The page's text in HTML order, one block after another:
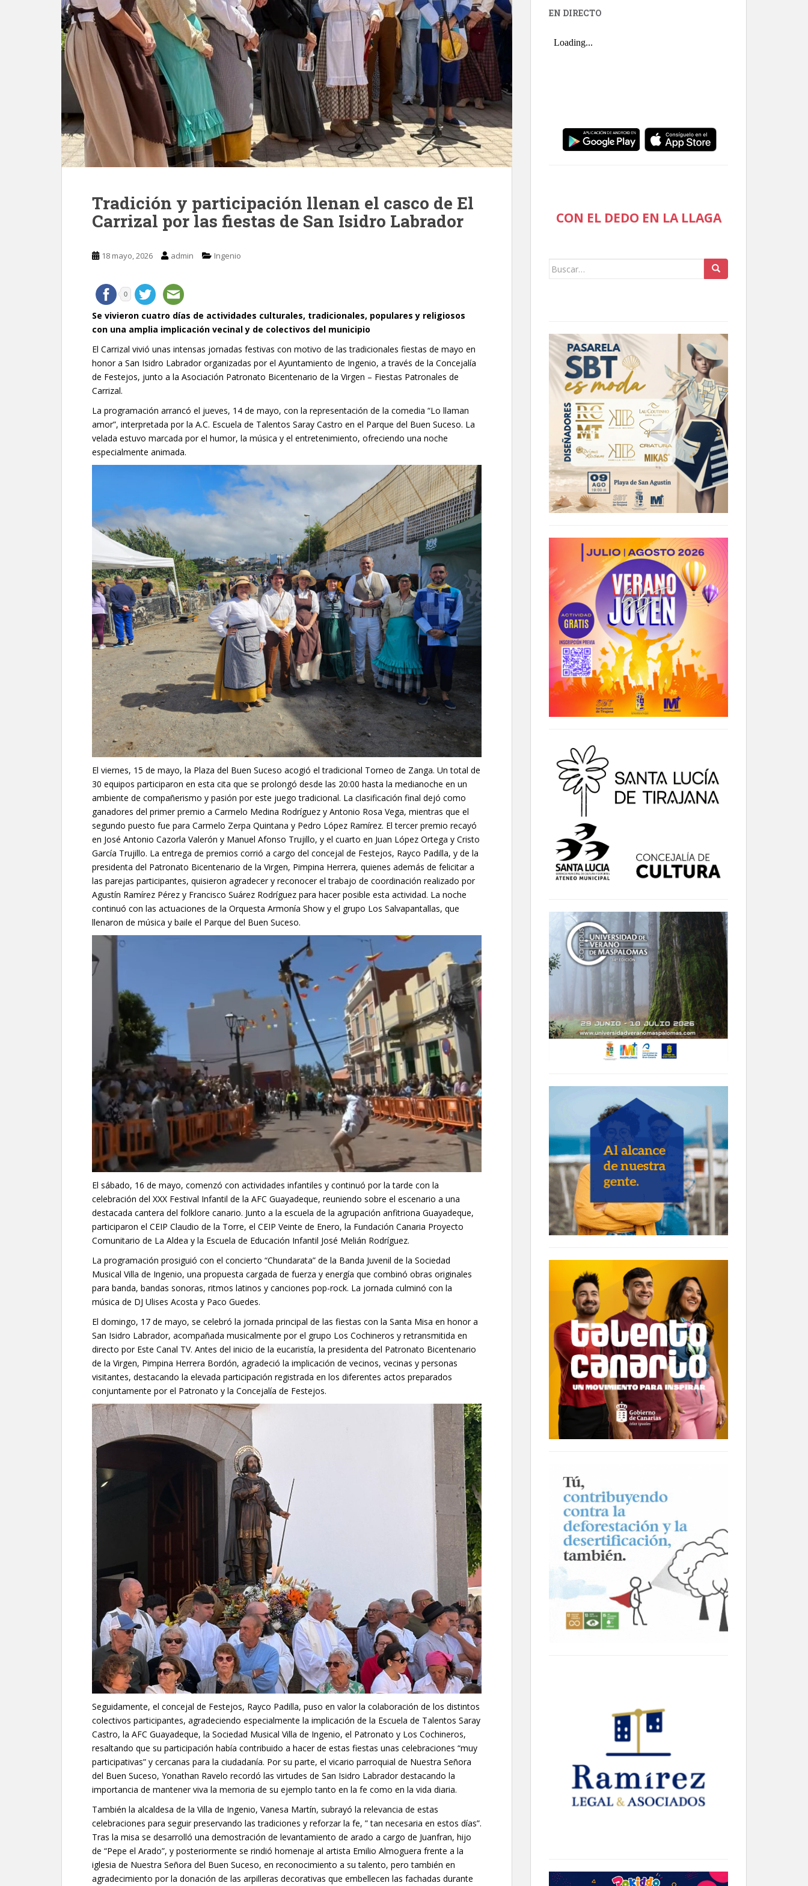
Tradición y participación llenan el casco de El
Carrizal por las fiestas de San Isidro Labrador
18 mayo, 2026 admin Ingenio
0
Se vivieron cuatro días de actividades culturales, tradicionales, populares y religiosos
con una amplia implicación vecinal y de colectivos del municipio
El Carrizal vivió unas intensas jornadas festivas con motivo de las tradicionales fiestas de mayo en
honor a San Isidro Labrador organizadas por el Ayuntamiento de Ingenio, a través de la Concejalía
de Festejos, junto a la Asociación Patronato Bicentenario de la Virgen – Fiestas Patronales de
Carrizal.
La programación arrancó el jueves, 14 de mayo, con la representación de la comedia “Lo llaman
amor”, interpretada por la A.C. Escuela de Talentos Saray Castro en el Parque del Buen Suceso. La
velada estuvo marcada por el humor, la música y el entretenimiento, ofreciendo una noche
especialmente animada.
El viernes, 15 de mayo, la Plaza del Buen Suceso acogió el tradicional Torneo de Zanga. Un total de
30 equipos participaron en esta cita que se prolongó desde las 20:00 hasta la medianoche en un
ambiente de compañerismo y pasión por este juego tradicional. La clasificación final dejó como
ganadores del primer premio a Carmelo Medina Rodríguez y Antonio Rosa Vega, mientras que el
segundo puesto fue para Carmelo Zerpa Quintana y Pedro López Ramírez. El tercer premio recayó
en José Antonio Cazorla Valerón y Manuel Afonso Trujillo, y el cuarto en Juan López Ortega y Cristo
García Trujillo. La entrega de premios corrió a cargo del concejal de Festejos, Rayco Padilla, y de la
presidenta del Patronato Bicentenario de la Virgen, Pimpina Herrera, quienes además de felicitar a
las parejas participantes, quisieron agradecer y reconocer el trabajo de coordinación realizado por
Agustín Ramírez Pérez y Francisco Suárez Rodríguez para hacer posible esta actividad. La noche
continuó con las actuaciones de la Orquesta Armonía Show y el grupo Los Salvapantallas, que
llenaron de música y baile el Parque del Buen Suceso.
El sábado, 16 de mayo, comenzó con actividades infantiles y continuó por la tarde con la
celebración del XXX Festival Infantil de la AFC Guayadeque, reuniendo sobre el escenario a una
destacada cantera del folklore canario. Junto a la escuela de la agrupación anfitriona Guayadeque,
participaron el CEIP Claudio de la Torre, el CEIP Veinte de Enero, la Fundación Canaria Proyecto
Comunitario de La Aldea y la Escuela de Educación Infantil José Melián Rodríguez.
La programación prosiguió con el concierto “Chundarata” de la Banda Juvenil de la Sociedad
Musical Villa de Ingenio, una propuesta cargada de fuerza y energía que combinó obras originales
para banda, bandas sonoras, ritmos latinos y canciones pop-rock. La jornada culminó con la
música de DJ Ulises Acosta y Paco Guedes.
El domingo, 17 de mayo, se celebró la jornada principal de las fiestas con la Santa Misa en honor a
San Isidro Labrador, acompañada musicalmente por el grupo Los Cochineros y retransmitida en
directo por Este Canal TV. Antes del inicio de la eucaristía, la presidenta del Patronato Bicentenario
de la Virgen, Pimpina Herrera Bordón, agradeció la implicación de vecinos, vecinas y personas
visitantes, destacando la elevada participación registrada en los diferentes actos preparados
conjuntamente por el Patronato y la Concejalía de Festejos.
Seguidamente, el concejal de Festejos, Rayco Padilla, puso en valor la colaboración de los distintos
colectivos participantes, agradeciendo especialmente la implicación de la Escuela de Talentos Saray
Castro, la AFC Guayadeque, la Sociedad Musical Villa de Ingenio, el Patronato y Los Cochineros,
resaltando que su participación había contribuido a hacer de estas fiestas unas celebraciones “muy
participativas” y cercanas para la ciudadanía. Por su parte, el vicario parroquial de Nuestra Señora
del Buen Suceso, Yonathan Ravelo recordó las virtudes de San Isidro Labrador destacando la
importancia de mantener viva la memoria de su ejemplo tanto en la fe como en la vida diaria.
También la alcaldesa de la Villa de Ingenio, Vanesa Martín, subrayó la relevancia de estas
celebraciones para seguir preservando las tradiciones y reforzar la fe, ” tan necesaria en estos días”.
Tras la misa se desarrolló una demostración de levantamiento de arado a cargo de Juanfran, hijo
de “Pepe el Arado”, y posteriormente se rindió homenaje al artista Emilio Almoguera frente a la
iglesia de Nuestra Señora del Buen Suceso, en reconocimiento a su talento, pero también en
agradecimiento por la donación de las arpilleras decorativas que embellecen las fachadas durante
EN DIRECTO
CON EL DEDO EN LA LLAGA
Buscar: